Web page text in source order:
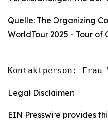
Quelle: The Organizing
WorldTour 2025 - Tour of
Kontaktperson: Frau
Legal Disclaimer:
EIN Presswire provides